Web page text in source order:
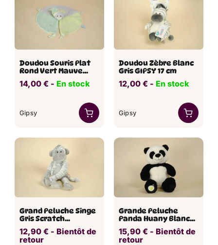
Doudou Souris Plat
Rond Vert Mauve
Fleur GIPSY
14,00 € ​​ - En stock
Gipsy
Doudou Zèbre Blanc
Gris GIPSY 17 cm
12,00 € ​​ - En stock
Gipsy
Grand Peluche Singe
Gris Scratch
Monkeez GIPSY 43 cm
12,90 € ​ - Bientôt de
retour
Grande Peluche
Panda Huany Blanc
Noir Les Z’amis
Nature GIPSY 47 cm
15,90 € ​ - Bientôt de
retour